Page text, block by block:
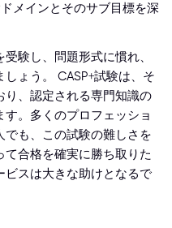
メインとそのサブ目標を深
験し、問題形式に慣れ、
ょう。 CASP+試験は、そ
、認定される専門知識の
。多くのプロフェッショ
も、この試験の難しさを
合格を確実に勝ち取りた
ビスは大きな助けとなるで